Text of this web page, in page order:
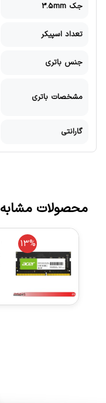
جک 3.5mm
تعداد اسپیکر
جنس باتری
مشخصات باتری
گارانتی
محصولات مشابه
13%